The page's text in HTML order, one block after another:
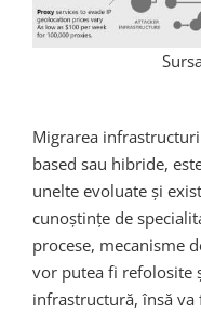
Migrarea
based sau hibride,
unelte evoluate și
cunoștințe de
procese, mecanisme
vor putea fi refolosite
infrastructură, însă